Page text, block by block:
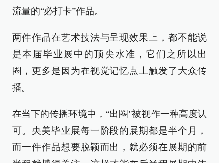
流量的“必打卡”作品。
两件作品在艺术技法与呈现效果上，都不能说
是本届毕业展中的顶尖水准，它们之所以出
圈，更多是因为在视觉记忆点上触发了大众传
播。
在当下的传播环境中，“出圈”被视作一种高度认
可。央美毕业展每一阶段的展期都是半个月，
而一件作品想要脱颖而出，就必须在展期的前